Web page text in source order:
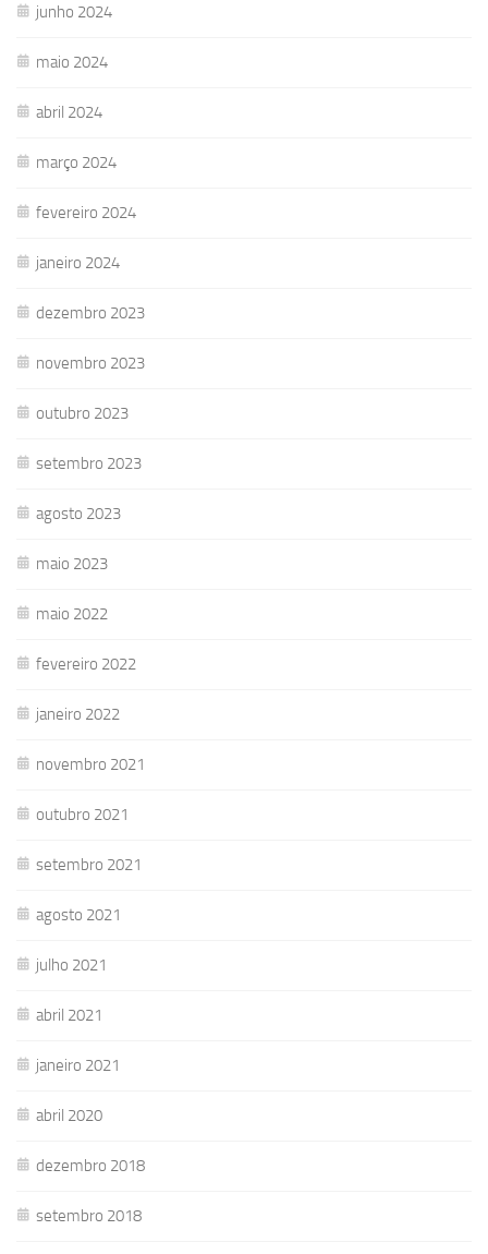
junho 2024
maio 2024
abril 2024
março 2024
fevereiro 2024
janeiro 2024
dezembro 2023
novembro 2023
outubro 2023
setembro 2023
agosto 2023
maio 2023
maio 2022
fevereiro 2022
janeiro 2022
novembro 2021
outubro 2021
setembro 2021
agosto 2021
julho 2021
abril 2021
janeiro 2021
abril 2020
dezembro 2018
setembro 2018